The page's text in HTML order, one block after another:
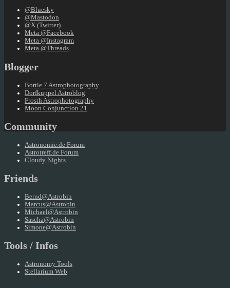
@Bluesky
@Mastodon
@X (Twitter)
Meta @Facebook
Meta @Instagram
Meta @Threads
Blogger
Bortle 7 Astrophotography
Dorfkuppel Astroblog
Frosth Astrophotography
Moon Conjunction 21
Community
Astronomie.de Forum
Astrotreff.de Forum
Cloudy Nights
Friends
Bernd@Astrobin
Marcus@Astrobin
Michael@Astrobin
Sascha@Astrobin
Simone@Astrobin
Tools / Infos
Astronomy Tools
Stellarium Web